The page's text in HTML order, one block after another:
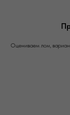
Оцениваем лом,